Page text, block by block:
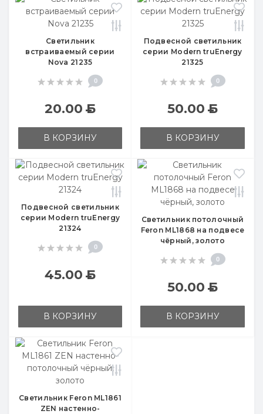
Светильник
встраиваемый серии
Nova 21235
0
20.00Б
В КОРЗИНУ
Подвесной светильник
серии Modern truEnergy
21325
0
50.00Б
В КОРЗИНУ
Подвесной светильник
серии Modern truEnergy
21324
0
45.00Б
В КОРЗИНУ
Светильник потолочный
Feron ML1868 на подвесе
чёрный, золото
0
50.00Б
В КОРЗИНУ
Светильник Feron ML1861
ZEN настенно-